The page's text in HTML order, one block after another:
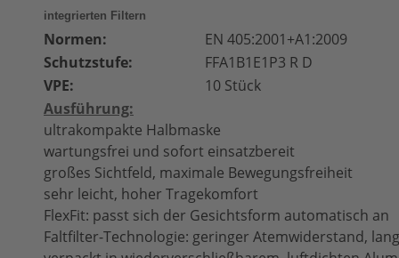
integrierten Filtern
Normen:
EN 405:2001+A1:2009
Schutzstufe:
FFA1B1E1P3 R D
VPE:
10 Stück
Ausführung:
ultrakompakte Halbmaske
wartungsfrei und sofort einsatzbereit
großes Sichtfeld, maximale Bewegungsfreiheit
sehr leicht, hoher Tragekomfort
FlexFit: passt sich der Gesichtsform automatisch an
Faltfilter-Technologie: geringer Atemwiderstand,